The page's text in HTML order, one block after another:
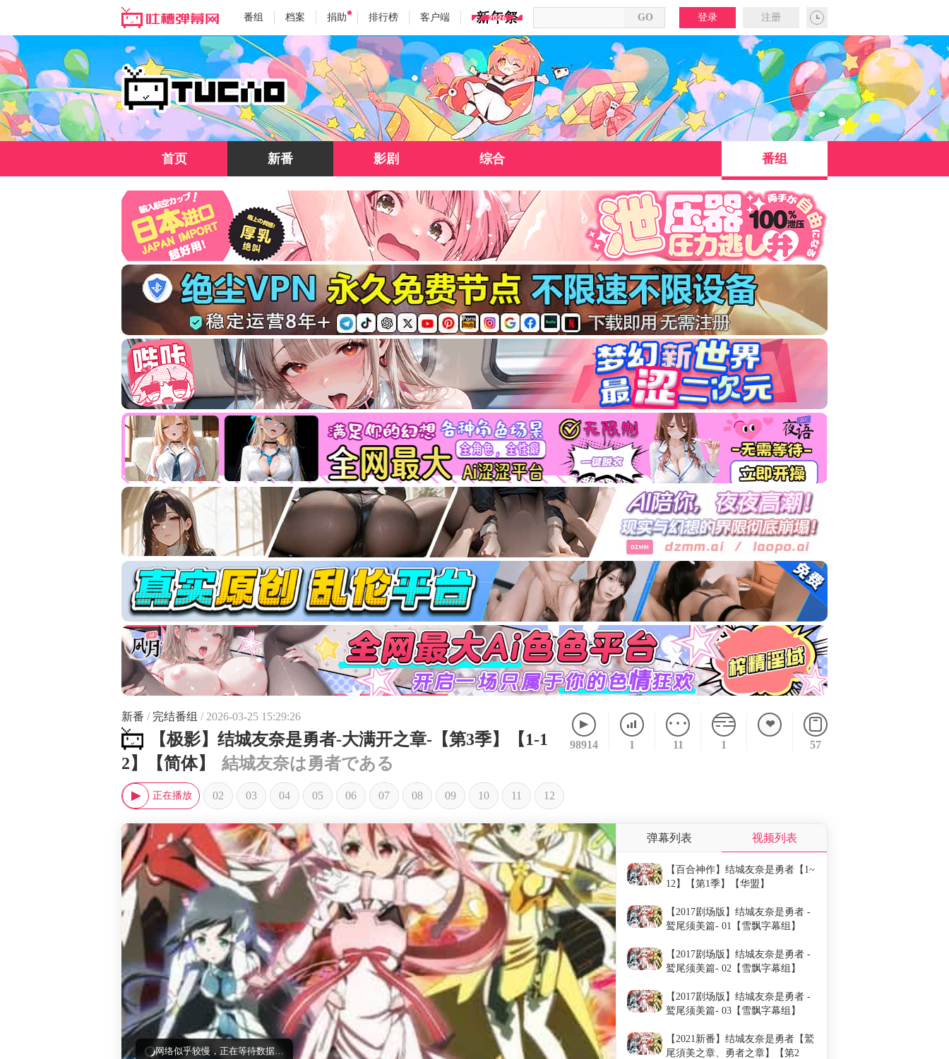
番组 档案 捐助 排行榜 客户端 注册
登录
首页 新番 影剧 综合 番组
新番 / 完结番组 / 2026-03-25 15:29:26
【极影】结城友奈是勇者-大满开之章-【第3季】【1-1
2】【简体】
結城友奈は勇者である
98914 1 11 1 57
02 03 04 05 06 07 08 09 10 11 12
弹幕 屏蔽
弹幕内容 发送时间
加载失败，正在重试（第 2/3 次）…
弹幕列表 视频列表
【百合神作】结城友奈是勇者【1~
12】【第1季】【华盟】
【2017剧场版】结城友奈是勇者 -
鹫尾须美篇- 01【雪飘字幕组】
【2017剧场版】结城友奈是勇者 -
鹫尾须美篇- 02【雪飘字幕组】
【2017剧场版】结城友奈是勇者 -
鹫尾须美篇- 03【雪飘字幕组】
【2021新番】结城友奈是勇者【鷲
尾須美之章、勇者之章】【第2